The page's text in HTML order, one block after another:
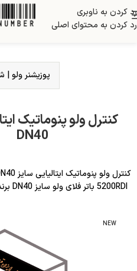
رد کردن به ناوبری
رد کردن به محتوای اصلی
پوزیشنر ولو
کنترل ولو پنوماتیک
DN40
5200RDI باتر فلای ولو سایز DN40 برند ECON و آی تو پی ایتالیایی OMC.
NEW